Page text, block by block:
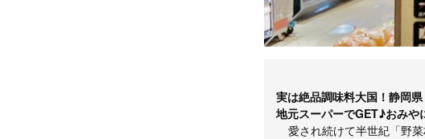
実は絶品調味料大国！静岡県
地元スーパーでGET♪おみ
愛され続けて半世紀「野